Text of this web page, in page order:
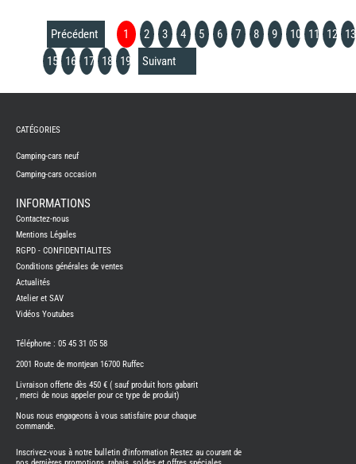
Précédent 1 2 3 4 5 6 7 8 9 10 11 12
13
15
16 17 18 19 Suivant
CAMPING-
NEUFS
CAMPING-
CAMPING-
BENIMAR
CAMPING-
CARADO
CAMPING-
ITINEO
CAMPING-
OCCASION
CARADO
NEUFS
CATÉGORIES
Camping-cars neuf
Camping-cars occasion
INFORMATIONS
Contactez-nous
Mentions Légales
RGPD - CONFIDENTIALITES
Conditions générales de ventes
Actualités
Atelier et SAV
Vidéos Youtubes
Téléphone : 05 45 31 05 58
2001 Route de montjean 16700 Ruffec
Livraison offerte dès 450 € ( sauf produit hors gabarit
, merci de nous appeler pour ce type de produit)
Nous nous engageons à vous satisfaire pour chaque
commande.
Inscrivez-vous à notre bulletin d'information Restez au courant de